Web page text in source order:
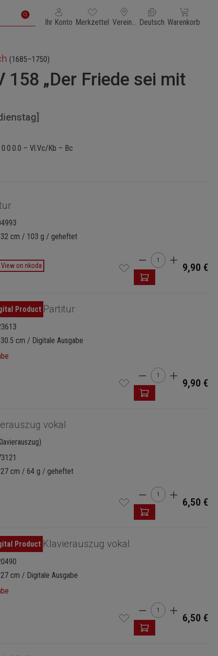
Ihr Konto Du hast 0 Produkte auf dem Merkzettel
Merkzettel Vereinigte Staaten von Amerika
Deutsch Warenkorb
Warenkorb
(1685–1750)
158 „Der Friede sei mit
– Vl.Vc/Kb – Bc
cm / 103 g / geheftet
View on nkoda Produkt Anzahl:
9,90 €
Partitur
cm / Digitale Ausgabe
Produkt Anzahl:
9,90 €
vokal
cm / 64 g / geheftet
Produkt Anzahl:
6,50 €
Klavierauszug vokal
cm / Digitale Ausgabe
Produkt Anzahl:
6,50 €